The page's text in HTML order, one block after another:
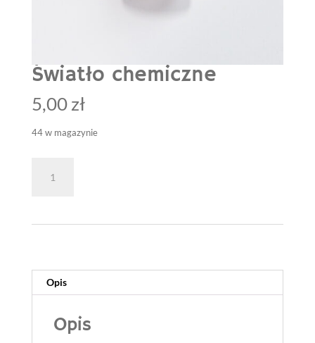
Światło chemiczne
5,00zł
44 w magazynie
Światło
Opis
Opis